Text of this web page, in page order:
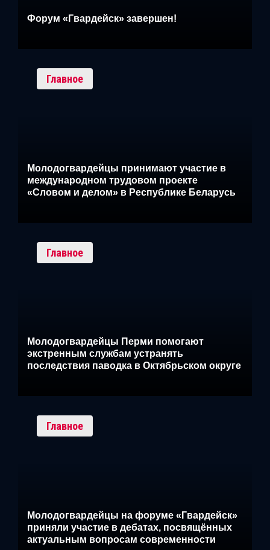
Форум «Гвардейск» завершен!
Главное
Молодогвардейцы принимают участие в
международном трудовом проекте
«Словом и делом» в Республике Беларусь
Главное
Молодогвардейцы Перми помогают
экстренным службам устранять
последствия паводка в Октябрьском округе
Главное
Молодогвардейцы на форуме «Гвардейск»
приняли участие в дебатах, посвящённых
актуальным вопросам современности